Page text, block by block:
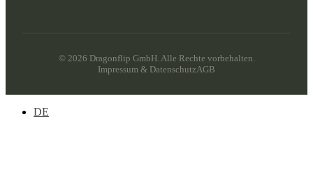
© 2026 Dragonflip GmbH. Alle Rechte vorbehalten.
Impressum & DatenschutzAGB
DE